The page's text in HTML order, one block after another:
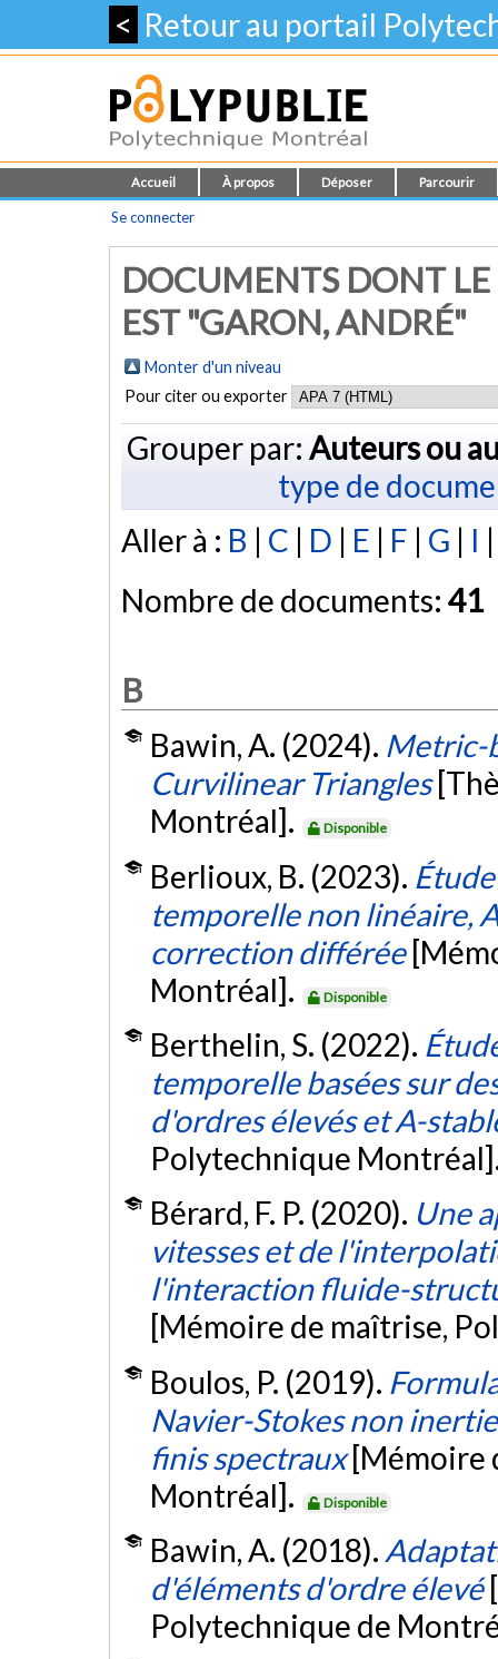
< Retour au portail
Accueil À propos Déposer Parcourir
Se connecter
DOCUMENTS DONT
EST "GARON, ANDRÉ"
Monter d'un niveau
Pour citer ou exporter
Grouper par: Auteurs ou
type de
Aller à : B | C | D | E | F | G | I
Nombre de documents: 41
B
Bawin, A. (2024). Metric-
Curvilinear Triangles
Montréal].
Disponible
Berlioux, B. (2023).
temporelle non linéaire,
correction différée
Montréal].
Disponible
Berthelin, S. (2022).
temporelle basées sur
d'ordres élevés et A-
Polytechnique
Bérard, F. P. (2020). Une
vitesses et de
l'interaction fluide-
[Mémoire de maîtrise,
Boulos, P. (2019).
Navier-Stokes non
finis spectraux [Mémoire
Montréal].
Disponible
Bawin, A. (2018).
d'éléments d'ordre élevé
Polytechnique de